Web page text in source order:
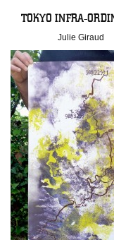
TOKYO INFRA-
Julie Giraud